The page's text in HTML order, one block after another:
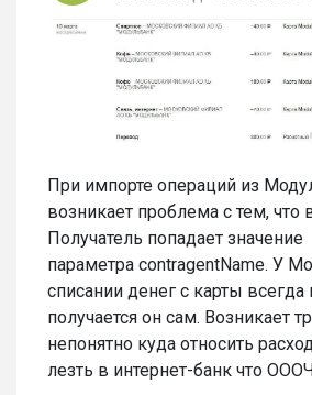
При импорте операций из
возникает проблема с тем, что
Получатель попадает значение
параметра contragentName. У
списании денег с карты всегда
получается он сам. Возникает
непонятно куда относить
лезть в интернет-банк что